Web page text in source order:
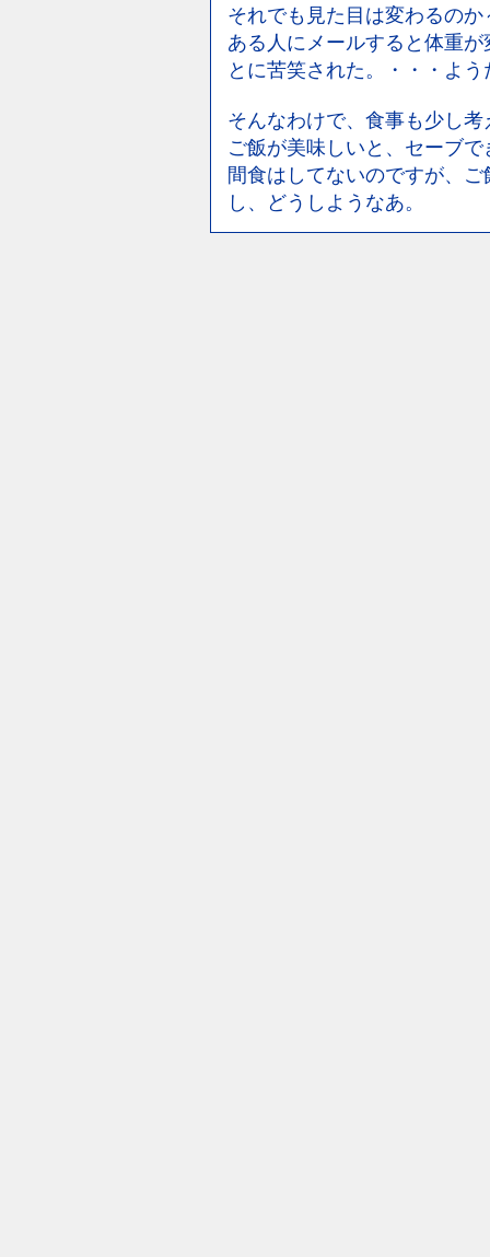
それでも見た目は変わるの
ある人にメールすると体重
とに苦笑された。・・・よう
そんなわけで、食事も少し
ご飯が美味しいと、セーブ
間食はしてないのですが、
し、どうしようなあ。